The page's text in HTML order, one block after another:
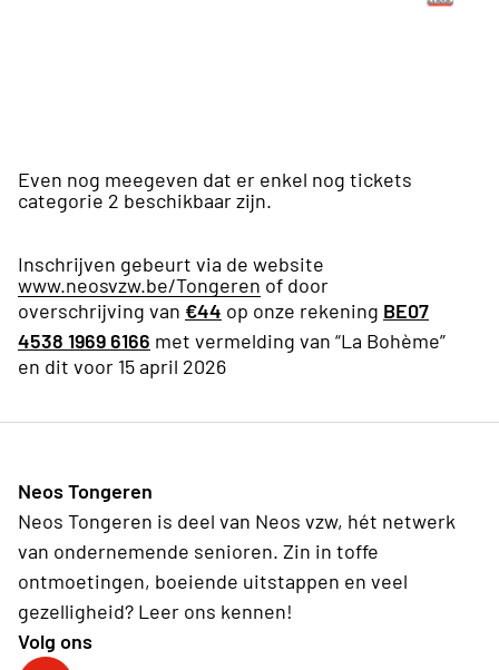
Even nog meegeven dat er enkel nog tickets
categorie 2 beschikbaar zijn.
Inschrijven gebeurt via de website
www.neosvzw.be/Tongeren of door
overschrijving van €44 op onze rekening BE07
4538 1969 6166 met vermelding van “La Bohème”
en dit voor 15 april 2026
Neos Tongeren
Neos Tongeren is deel van Neos vzw, hét netwerk
van ondernemende senioren. Zin in toffe
ontmoetingen, boeiende uitstappen en veel
gezelligheid? Leer ons kennen!
Volg ons